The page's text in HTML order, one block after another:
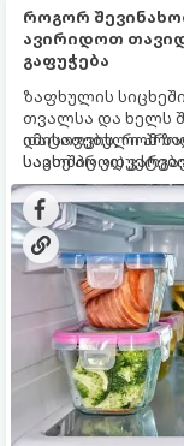
როგორ
ავირიდოთ
გაფუჭება
ზაფხულის
თვალსა და ხელს
დატოვებული
საათშიც კი)
იმისათვის, რომ
სავსე
რამდენიმე
საჭირო.